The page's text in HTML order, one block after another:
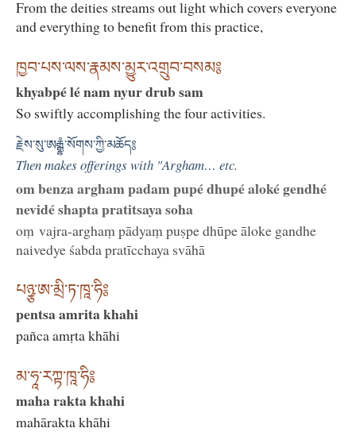
From the deities streams out light which covers everyone
and everything to benefit from this practice,
ཁྱབ་པས་ལས་རྣམས་མྱུར་འགྲུབ་བསམ༔
khyabpé lé nam nyur drub sam
So swiftly accomplishing the four activities.
རྗེས་སུ་ཨརྒྷཾ་སོགས་ཀྱི་མཆོད༔
Then makes offerings with "Argham… etc.
om benza argham padam pupé dhupé aloké gendhé
nevidé shapta pratitsaya soha
oṃ vajra-arghaṃ pādyaṃ puṣpe dhūpe āloke gandhe
naivedye śabda pratīcchaya svāhā
པཉྩ་ཨ་མྲི་ཏ་ཁཱ་ཧི༔
pentsa amrita khahi
pañca amṛta khāhi
མ་ཧཱ་རཀྟ་ཁཱ་ཧི༔
maha rakta khahi
mahārakta khāhi